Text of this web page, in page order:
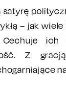
– jak
ich
Z